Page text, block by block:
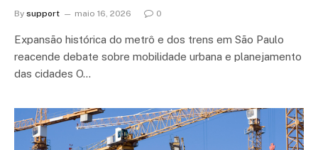
By support maio 16, 2026 0
Expansão histórica do metrô e dos trens em São Paulo
reacende debate sobre mobilidade urbana e planejamento
das cidades O…